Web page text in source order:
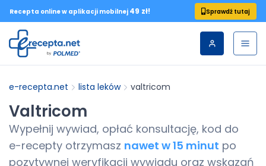
Recepta online w aplikacji mobilnej 49 zł! Sprawdź tutaj
e-recepta.net lista leków valtricom
Valtricom
Wypełnij wywiad, opłać konsultację, kod do
e-recepty otrzymasz nawet w 15 minut po
pozytywnej weryfikacji wywiadu oraz wskazań